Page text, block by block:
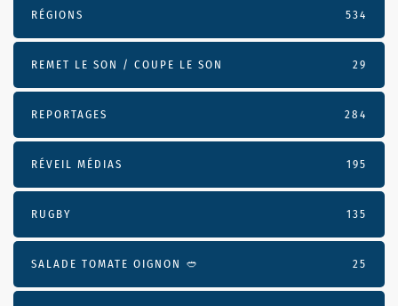
RÉGIONS 534
REMET LE SON / COUPE LE SON 29
REPORTAGES 284
RÉVEIL MÉDIAS 195
RUGBY 135
SALADE TOMATE OIGNON 🥙 25